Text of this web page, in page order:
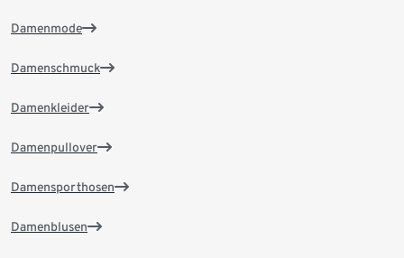
Damenmode
Damenschmuck
Damenkleider
Damenpullover
Damensporthosen
Damenblusen